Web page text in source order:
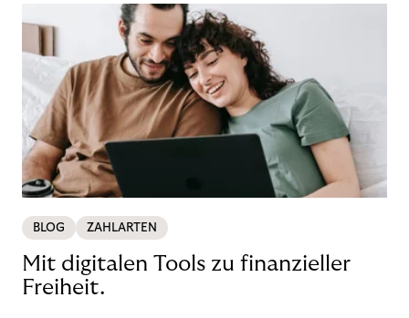
BLOG ZAHLARTEN
Mit digitalen Tools zu finanzieller
Freiheit.